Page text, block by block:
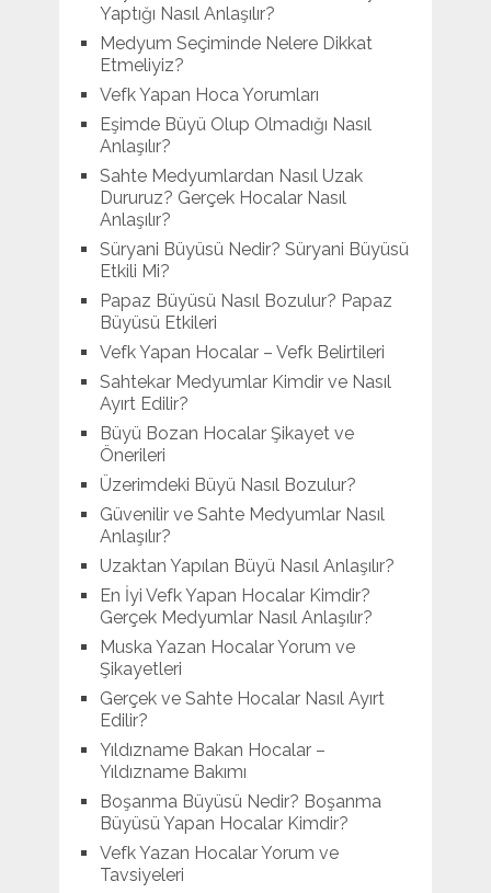
Yaptığı Nasıl Anlaşılır?
Medyum Seçiminde Nelere Dikkat
Etmeliyiz?
Vefk Yapan Hoca Yorumları
Eşimde Büyü Olup Olmadığı Nasıl
Anlaşılır?
Sahte Medyumlardan Nasıl Uzak
Dururuz? Gerçek Hocalar Nasıl
Anlaşılır?
Süryani Büyüsü Nedir? Süryani Büyüsü
Etkili Mi?
Papaz Büyüsü Nasıl Bozulur? Papaz
Büyüsü Etkileri
Vefk Yapan Hocalar – Vefk Belirtileri
Sahtekar Medyumlar Kimdir ve Nasıl
Ayırt Edilir?
Büyü Bozan Hocalar Şikayet ve
Önerileri
Üzerimdeki Büyü Nasıl Bozulur?
Güvenilir ve Sahte Medyumlar Nasıl
Anlaşılır?
Uzaktan Yapılan Büyü Nasıl Anlaşılır?
En İyi Vefk Yapan Hocalar Kimdir?
Gerçek Medyumlar Nasıl Anlaşılır?
Muska Yazan Hocalar Yorum ve
Şikayetleri
Gerçek ve Sahte Hocalar Nasıl Ayırt
Edilir?
Yıldızname Bakan Hocalar –
Yıldızname Bakımı
Boşanma Büyüsü Nedir? Boşanma
Büyüsü Yapan Hocalar Kimdir?
Vefk Yazan Hocalar Yorum ve
Tavsiyeleri